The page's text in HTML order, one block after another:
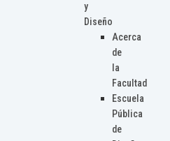
y
Diseño
Acerca
de
la
Facultad
Escuela
Pública
de